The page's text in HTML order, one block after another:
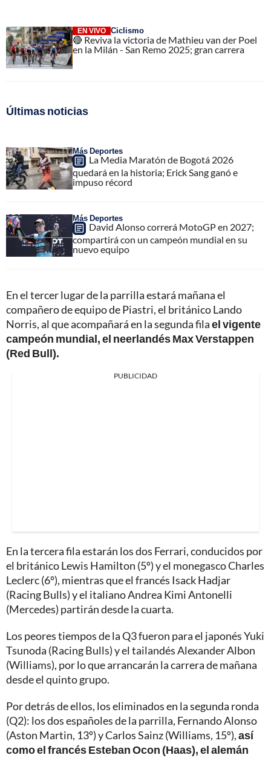
EN VIVO Ciclismo
🔴 Reviva la victoria de Mathieu van der Poel
en la Milán - San Remo 2025; gran carrera
Últimas noticias
Más Deportes
La Media Maratón de Bogotá 2026
quedará en la historia; Erick Sang ganó e
impuso récord
Más Deportes
David Alonso correrá MotoGP en 2027;
compartirá con un campeón mundial en su
nuevo equipo
En el tercer lugar de la parrilla estará mañana el
compañero de equipo de Piastri, el británico Lando
Norris, al que acompañará en la segunda filael vigente
campeón mundial, el neerlandés Max Verstappen
(Red Bull).
PUBLICIDAD
En la tercera fila estarán los dos Ferrari, conducidos por
el británico Lewis Hamilton (5º) y el monegasco Charles
Leclerc (6º), mientras que el francés Isack Hadjar
(Racing Bulls) y el italiano Andrea Kimi Antonelli
(Mercedes) partirán desde la cuarta.
Los peores tiempos de la Q3 fueron para el japonés Yuki
Tsunoda (Racing Bulls) y el tailandés Alexander Albon
(Williams), por lo que arrancarán la carrera de mañana
desde el quinto grupo.
Por detrás de ellos, los eliminados en la segunda ronda
(Q2): los dos españoles de la parrilla, Fernando Alonso
(Aston Martin, 13º) y Carlos Sainz (Williams, 15º),así
como el francés Esteban Ocon (Haas), el alemán